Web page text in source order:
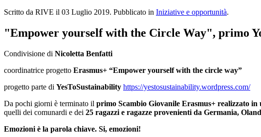
Scritto da RIVE il 03 Luglio 2019. Pubblicato in Iniziative e opportunità.
"Empower yourself with the Circle Way", primo
Condivisione di Nicoletta Benfatti
coordinatrice progetto Erasmus+ “Empower yourself with the circle way”
progetto parte di YesToSustainability https://yestosustainability.wordpress.com/
Da pochi giorni è terminato il primo Scambio Giovanile Erasmus+ realizzato in
quelli dei comunardi e dei 25 ragazzi e ragazze provenienti da Germania,
Emozioni è la parola chiave. Si, emozioni!